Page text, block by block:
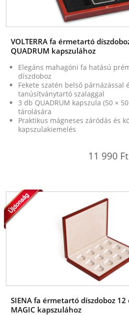
VOLTERRA fa érmetartó
QUADRUM kapszulához
Elegáns mahagóni fa hatású
díszdoboz
Fekete szatén belső párnázással
tanúsítványtartó szalaggal
3 db QUADRUM kapszula (50 ×
tárolására
Praktikus mágneses záródás és
kapszulakiemelés
11 990 Ft
SIENA fa érmetartó díszdoboz 12
MAGIC kapszulához